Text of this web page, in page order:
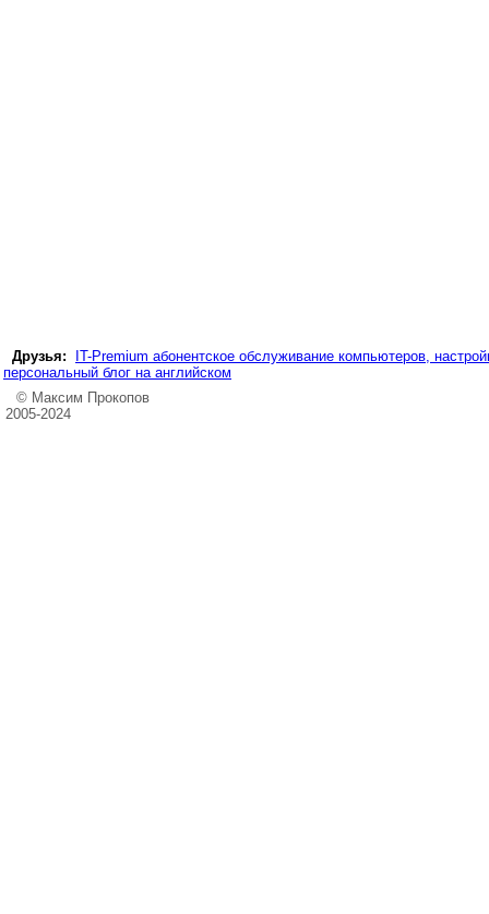
Друзья:
IT-Premium абонентское обслуживание компьютеров,
персональный блог на английском
© Максим Прокопов
2005-2024